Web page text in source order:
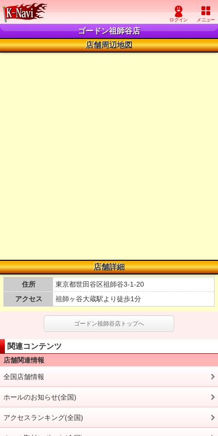
ゴードン祖師谷店
店舗周辺地図
店舗詳細
住所
東京都世田谷区祖師谷3-1-20
アクセス
祖師ヶ谷大蔵駅より徒歩1分
ゴードン祖師谷店トップへ
関連コンテンツ
店舗関連情報
全国店舗情報
ホールのお知らせ(全国)
アクセスランキング(全国)